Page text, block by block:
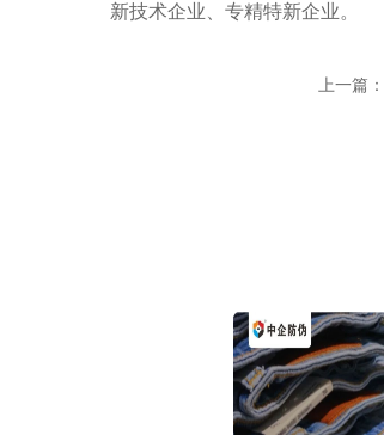
新技术企业、专精特新企业。
上一篇：